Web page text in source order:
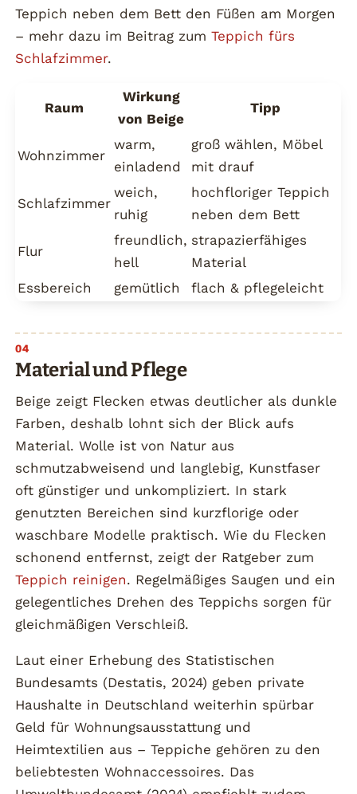
Teppich neben dem Bett den Füßen am Morgen
– mehr dazu im Beitrag zumTeppich fürs
Schlafzimmer.
Raum
Wirkung
von Beige
Tipp
Wohnzimmer
warm,
einladend
groß wählen, Möbel
mit drauf
Schlafzimmer
weich,
ruhig
hochfloriger Teppich
neben dem Bett
Flur
freundlich,
hell
strapazierfähiges
Material
Essbereich
gemütlich flach & pflegeleicht
Material und Pflege
Beige zeigt Flecken etwas deutlicher als dunkle
Farben, deshalb lohnt sich der Blick aufs
Material. Wolle ist von Natur aus
schmutzabweisend und langlebig, Kunstfaser
oft günstiger und unkompliziert. In stark
genutzten Bereichen sind kurzflorige oder
waschbare Modelle praktisch. Wie du Flecken
schonend entfernst, zeigt der Ratgeber zum
Teppich reinigen. Regelmäßiges Saugen und ein
gelegentliches Drehen des Teppichs sorgen für
gleichmäßigen Verschleiß.
Laut einer Erhebung des Statistischen
Bundesamts (Destatis, 2024) geben private
Haushalte in Deutschland weiterhin spürbar
Geld für Wohnungsausstattung und
Heimtextilien aus – Teppiche gehören zu den
beliebtesten Wohnaccessoires. Das